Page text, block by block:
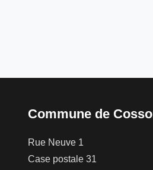
Commune de
Rue Neuve 1
Case postale 31